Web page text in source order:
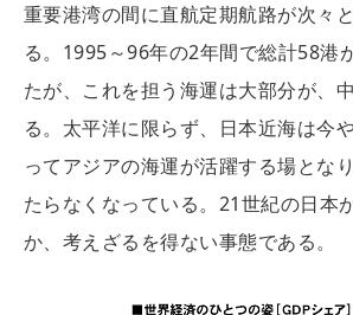
重要港湾の間に直航定期航路が次々
る。1995～96年の2年間で総計58港
たが、これを担う海運は大部分が、
る。太平洋に限らず、日本近海は今
ってアジアの海運が活躍する場とな
たらなくなっている。21世紀の日本
か、考えざるを得ない事態である。